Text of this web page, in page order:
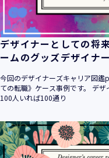
デザイナーとしての将
ームのグッズデザイナ
今回のデザイナーズキャリア図
ての転職》ケース事例です。 デザ
100人いれば100通り